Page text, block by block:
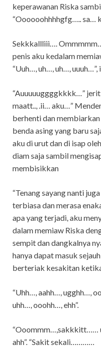
keperawanan Riska
“Oooooohhhhgfg….. sa…
Sekkkallliii….
penis aku kedalam
“Uuh…, uh…, uh…, uuuh…”,
“Auuuuuggggkkkk…” jerit
maatt.., .ii… aku…”
berhenti dan
benda asing yang baru
aku di urut dan di isap
diam saja sambil
membisikkan
“Tenang sayang nanti
terbiasa dan merasa
apa yang terjadi, aku
dalam memiaw Riska
sempit dan dangkalnya
hanya dapat masuk
berteriak kesakitan
“Uhh…, aahh…, ugghh…,
uhh…, ooohh…, ehh”.
“Ooommm…,sakkkitt……
ahh”. “Sakit sekali…………